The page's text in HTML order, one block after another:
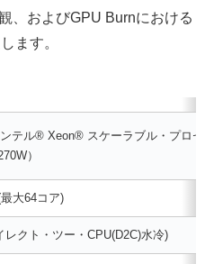
、およびGPU Burnにおける
ます。
テル® Xeon® スケーラブル・プロ
）
大64コア)
レクト・ツー・CPU(D2C)水冷)